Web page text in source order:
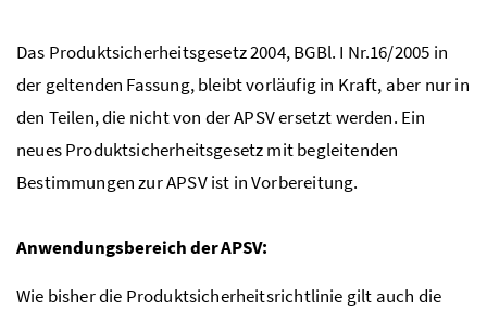
Das Produktsicherheitsgesetz 2004, BGBl. I Nr.16/2005 in
der geltenden Fassung, bleibt vorläufig in Kraft, aber nur in
den Teilen, die nicht von der APSV ersetzt werden. Ein
neues Produktsicherheitsgesetz mit begleitenden
Bestimmungen zur APSV ist in Vorbereitung.
Anwendungsbereich der APSV:
Wie bisher die Produktsicherheitsrichtlinie gilt auch die